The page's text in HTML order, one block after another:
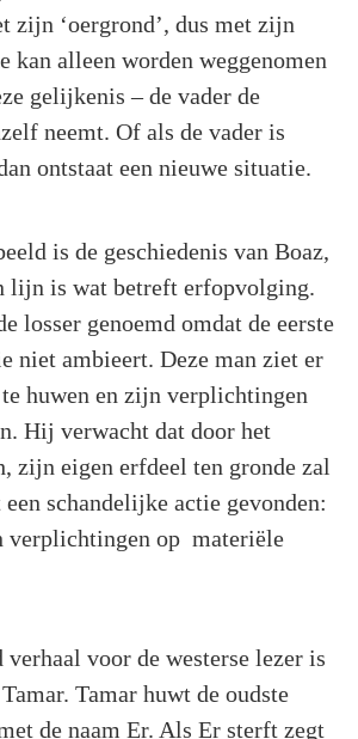
zijn ‘oergrond’, dus met zijn
kan alleen worden weggenomen
gelijkenis – de vader de
neemt. Of als de vader is
ontstaat een nieuwe situatie.
is de geschiedenis van Boaz,
lijn is wat betreft erfopvolging.
losser genoemd omdat de eerste
niet ambieert. Deze man ziet er
huwen en zijn verplichtingen
Hij verwacht dat door het
zijn eigen erfdeel ten gronde zal
schandelijke actie gevonden:
op materiële
verhaal voor de westerse lezer is
Tamar huwt de oudste
de naam Er. Als Er sterft zegt